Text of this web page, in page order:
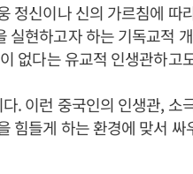
정신이나 신의 가르침에 따
실현하고자 하는 기독교적
없다는 유교적 인생관하고
. 이런 중국인의 인생관, 소
힘들게 하는 환경에 맞서